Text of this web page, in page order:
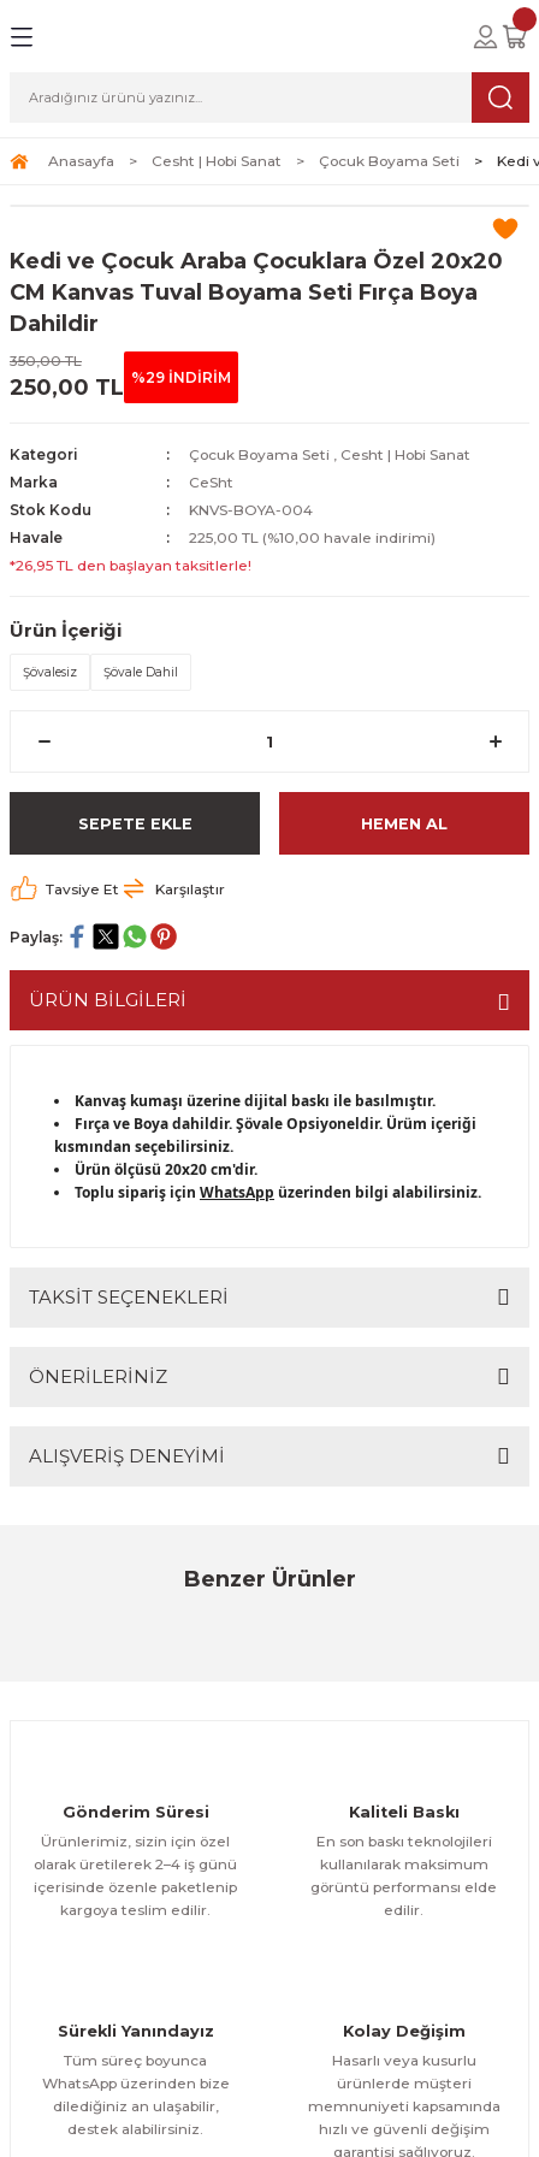
Tablolar
Tablolar
Tablolar
Sanat
Anasayfa Cesht | Hobi Sanat Çocuk Boyama Seti Kedi
Kedi ve Çocuk Araba Çocuklara Özel 20x20
CM Kanvas Tuval Boyama Seti Fırça Boya
Dahildir
350,00 TL
250,00 TL %29 İNDİRİM
Kategori Çocuk Boyama Seti , Cesht | Hobi Sanat
Marka
CeSht
Stok Kodu
KNVS-BOYA-004
Havale
225,00 TL (%10,00 havale indirimi)
*26,95 TL den başlayan taksitlerle!
Ürün İçeriği
Şövalesiz Şövale Dahil
SEPETE EKLE HEMEN AL
Tavsiye Et Karşılaştır
Paylaş:
ÜRÜN BİLGİLERİ
Kanvaş kumaşı üzerine dijital baskı ile basılmıştır.
Fırça ve Boya dahildir. Şövale Opsiyoneldir. Ürüm içeriği
kısmından seçebilirsiniz.
Ürün ölçüsü 20x20 cm'dir.
Toplu sipariş için WhatsApp üzerinden bilgi alabilirsiniz.
TAKSİT SEÇENEKLERİ
ÖNERİLERİNİZ
Bu ürünün fiyat bilgisi, resim, ürün açıklamalarında ve
Ürün resmi kalitesiz, bozuk veya görüntülenemiyor.
ALIŞVERİŞ DENEYİMİ
Sitemize ilk yorumu siz yapın!
Benzer Ürünler
Mutlu Tavşan Çocuklara Özel 20x20 CM Kanvas Tuval Boyama Seti
350,00 TL
250,00 TL
ÜRÜNÜ İNCELE
250,00 TL
YENİ
CeSht
Sevimli Ejderha Çocuklara Özel 20x20 CM Kanvas Tuval Boyama Seti
Gönderim Süresi
Ürünlerimiz, sizin için özel
olarak üretilerek 2–4 iş günü
içerisinde özenle paketlenip
kargoya teslim edilir.
Kaliteli Baskı
En son baskı teknolojileri
kullanılarak maksimum
görüntü performansı elde
edilir.
Sürekli Yanındayız
Tüm süreç boyunca
WhatsApp üzerinden bize
dilediğiniz an ulaşabilir,
destek alabilirsiniz.
Kolay Değişim
Hasarlı veya kusurlu
ürünlerde müşteri
memnuniyeti kapsamında
hızlı ve güvenli değişim
garantisi sağlıyoruz.